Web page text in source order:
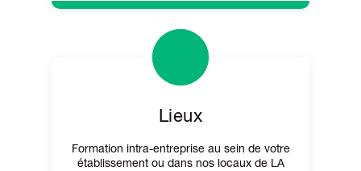
Lieux
Formation intra-entreprise au sein de votre
établissement ou dans nos locaux de LA